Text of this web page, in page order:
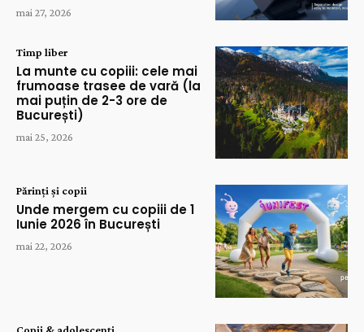
mai 27, 2026
Timp liber
La munte cu copiii: cele mai
frumoase trasee de vară (la
mai puțin de 2-3 ore de
București)
mai 25, 2026
Părinți și copii
Unde mergem cu copiii de 1
Iunie 2026 în București
mai 22, 2026